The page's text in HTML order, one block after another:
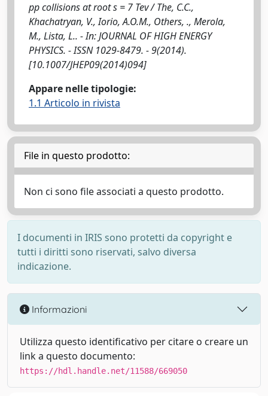
pp collisions at root s = 7 Tev / The, C.C.,
Khachatryan, V., Iorio, A.O.M., Others, ., Merola,
M., Lista, L.. - In: JOURNAL OF HIGH ENERGY
PHYSICS. - ISSN 1029-8479. - 9(2014).
[10.1007/JHEP09(2014)094]
Appare nelle tipologie:
1.1 Articolo in rivista
File in questo prodotto:
Non ci sono file associati a questo prodotto.
I documenti in IRIS sono protetti da copyright e
tutti i diritti sono riservati, salvo diversa
indicazione.
Informazioni
Utilizza questo identificativo per citare o creare un
link a questo documento:
https://hdl.handle.net/11588/669050